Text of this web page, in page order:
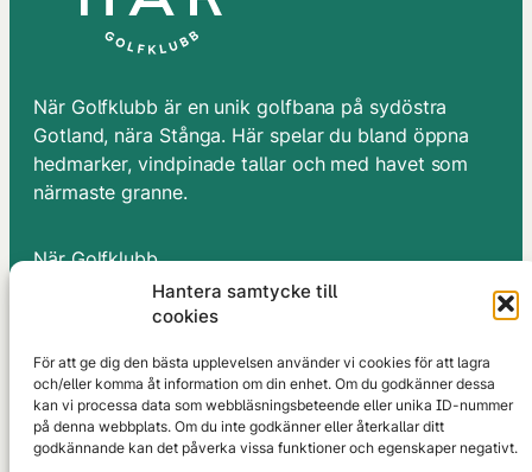
Hantera samtycke till
cookies
För att ge dig den bästa upplevelsen använder vi cookies för att lagra
och/eller komma åt information om din enhet. Om du godkänner dessa
kan vi processa data som webbläsningsbeteende eller unika ID-nummer
på denna webbplats. Om du inte godkänner eller återkallar ditt
godkännande kan det påverka vissa funktioner och egenskaper negativt.
När Golfklubb är en unik golfbana på sydöstra
Gotland, nära Stånga. Här spelar du bland öppna
hedmarker, vindpinade tallar och med havet som
närmaste granne.
När Golfklubb
När Smiss 713
62348 Stånga
Golfbanan
Tävlingar
Kurser & Lektioner